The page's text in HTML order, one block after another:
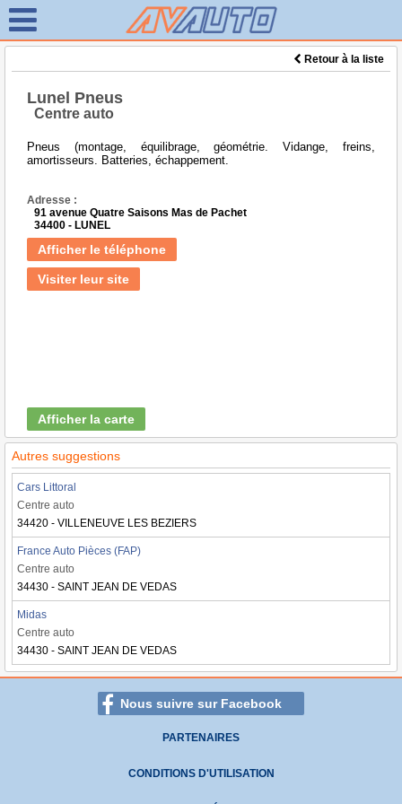
Retour à la liste
Lunel Pneus
Centre auto
Pneus (montage, équilibrage, géométrie. Vidange, freins,
amortisseurs. Batteries, échappement.
Adresse :
91 avenue Quatre Saisons Mas de Pachet
34400 - LUNEL
Afficher le téléphone
Visiter leur site
Afficher la carte
Autres suggestions
Cars Littoral
Centre auto
34420 - VILLENEUVE LES BEZIERS
France Auto Pièces (FAP)
Centre auto
34430 - SAINT JEAN DE VEDAS
Midas
Centre auto
34430 - SAINT JEAN DE VEDAS
Nous suivre sur Facebook
PARTENAIRES
CONDITIONS D'UTILISATION